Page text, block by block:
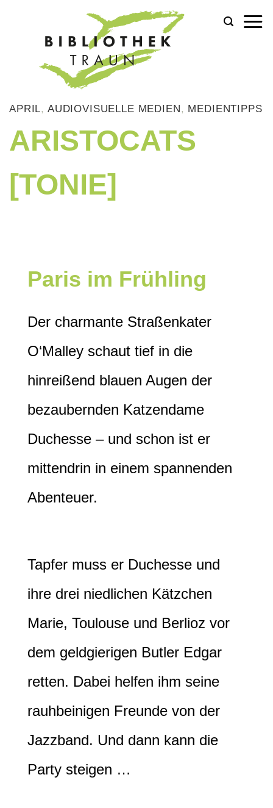
APRIL, AUDIOVISUELLE MEDIEN, MEDIENTIPPS
ARISTOCATS
[TONIE]
Paris im Frühling
Der charmante Straßenkater
O‘Malley schaut tief in die
hinreißend blauen Augen der
bezaubernden Katzendame
Duchesse – und schon ist er
mittendrin in einem spannenden
Abenteuer.
Tapfer muss er Duchesse und
ihre drei niedlichen Kätzchen
Marie, Toulouse und Berlioz vor
dem geldgierigen Butler Edgar
retten. Dabei helfen ihm seine
rauhbeinigen Freunde von der
Jazzband. Und dann kann die
Party steigen …